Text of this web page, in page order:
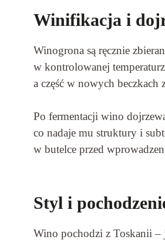
Winifikacja i
Winogrona są ręcznie
w kontrolowanej
a część w nowych beczkach
Po fermentacji wino
co nadaje mu struktury i
w butelce przed
Styl i
Wino pochodzi z Toskanii –